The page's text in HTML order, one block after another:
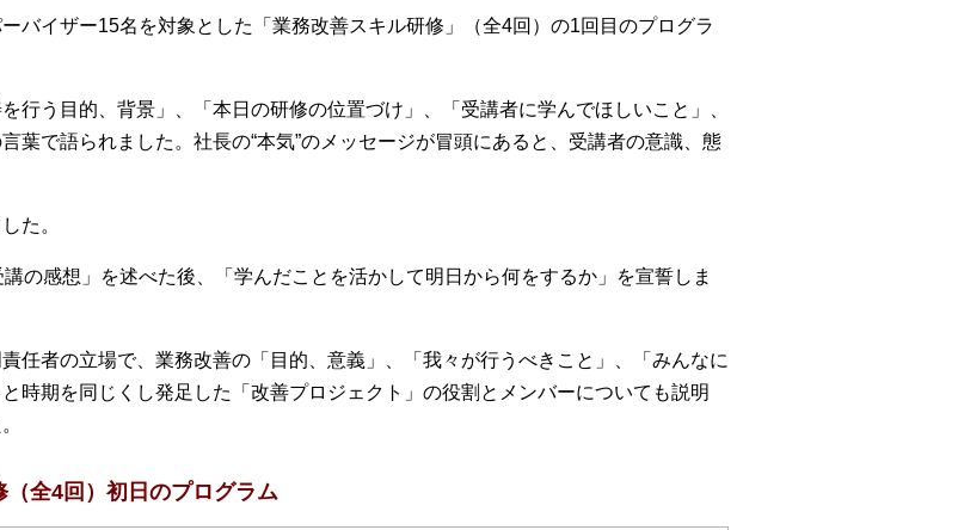
バイザー15名を対象とした「業務改善スキル研修」（全4回）の1回目のプログラ
行う目的、背景」、「本日の研修の位置づけ」、「受講者に学んでほしいこと」、
葉で語られました。社長の“本気”のメッセージが冒頭にあると、受講者の意識、態
た。
の感想」を述べた後、「学んだことを活かして明日から何をするか」を宣誓しま
任者の立場で、業務改善の「目的、意義」、「我々が行うべきこと」、「みんなに
時期を同じくし発足した「改善プロジェクト」の役割とメンバーについても説明
（全4回）初日のプログラム